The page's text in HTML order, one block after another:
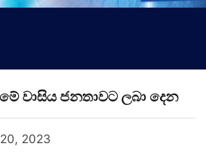
වාසිය ජනතාවට ලබා දෙන
2023